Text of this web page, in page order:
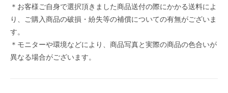
＊お客様ご自身で選択頂きました商品送付の際にかかる送料によ
り、ご購入商品の破損・紛失等の補償についての有無がございま
す。
＊モニターや環境などにより、商品写真と実際の商品の色合いが
異なる場合がございます。